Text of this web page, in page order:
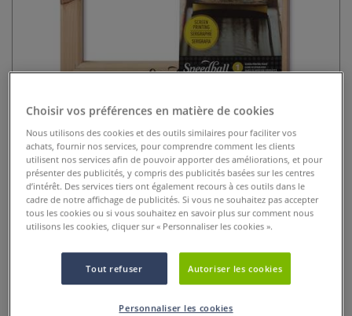
Cadre en bois pour sérigraphie
Speedball
0 Commentaires
Le cadre de sérigraphie SPEEDBALL® est en bois rigide et
est complété par un tissu monofilament à usage
Plus
dès49,50 €
Choisir vos préférences en matière de cookies
Nous utilisons des cookies et des outils similaires pour faciliter vos
achats, fournir nos services, pour comprendre comment les clients
utilisent nos services afin de pouvoir apporter des améliorations, et pour
présenter des publicités, y compris des publicités basées sur les centres
d’intérêt. Des services tiers ont également recours à ces outils dans le
cadre de notre affichage de publicités. Si vous ne souhaitez pas accepter
tous les cookies ou si vous souhaitez en savoir plus sur comment nous
utilisons les cookies, cliquer sur « Personnaliser les cookies ».
Tout refuser Autoriser les cookies
Personnaliser les cookies